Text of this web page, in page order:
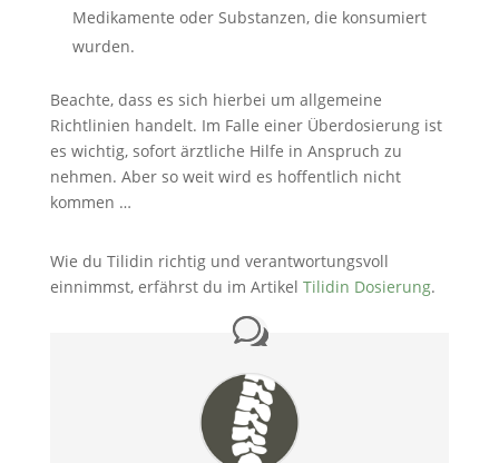
Medikamente oder Substanzen, die konsumiert
wurden.
Beachte, dass es sich hierbei um allgemeine
Richtlinien handelt. Im Falle einer Überdosierung ist
es wichtig, sofort ärztliche Hilfe in Anspruch zu
nehmen. Aber so weit wird es hoffentlich nicht
kommen …
Wie du Tilidin richtig und verantwortungsvoll
einnimmst, erfährst du im Artikel Tilidin Dosierung.